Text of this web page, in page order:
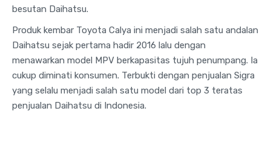
besutan Daihatsu.
Produk kembar Toyota Calya ini menjadi salah satu andalan
Daihatsu sejak pertama hadir 2016 lalu dengan
menawarkan model MPV berkapasitas tujuh penumpang. Ia
cukup diminati konsumen. Terbukti dengan penjualan Sigra
yang selalu menjadi salah satu model dari top 3 teratas
penjualan Daihatsu di Indonesia.